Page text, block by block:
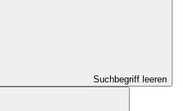
Suchbegriff leeren